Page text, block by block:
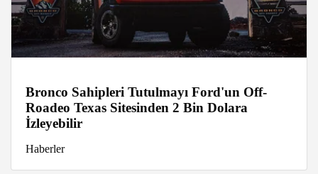
Bronco Sahipleri Tutulmayı Ford'un Off-
Roadeo Texas Sitesinden 2 Bin Dolara
İzleyebilir
Haberler